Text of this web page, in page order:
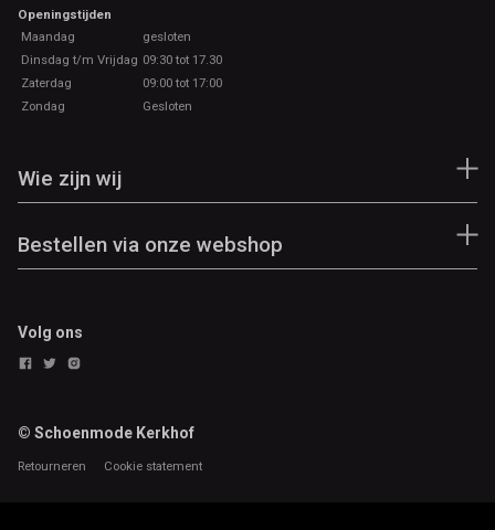
Openingstijden
Maandag
gesloten
Dinsdag t/m Vrijdag 09:30 tot 17.30
Zaterdag
09:00 tot 17:00
Zondag
Gesloten
Wie zijn wij
Bestellen via onze webshop
Volg ons
© Schoenmode Kerkhof
Retourneren Cookie statement